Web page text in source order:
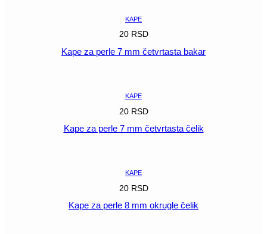
KAPE
20 RSD
Kape za perle 7 mm četvrtasta bakar
KAPE
20 RSD
Kape za perle 7 mm četvrtasta čelik
KAPE
20 RSD
Kape za perle 8 mm okrugle čelik